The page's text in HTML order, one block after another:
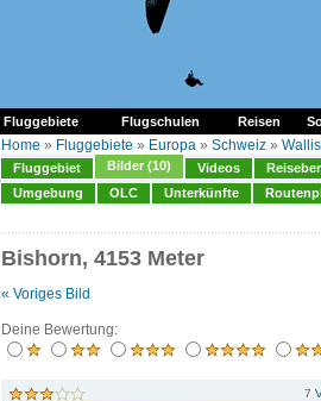
Fluggebiete Flugschulen Reisen
Home » Fluggebiete » Europa » Schweiz » Wallis
Fluggebiet Bilder (10) Videos
Umgebung
OLC Unterkünfte
Bishorn, 4153 Meter
« Voriges Bild
Deine Bewertung:
7